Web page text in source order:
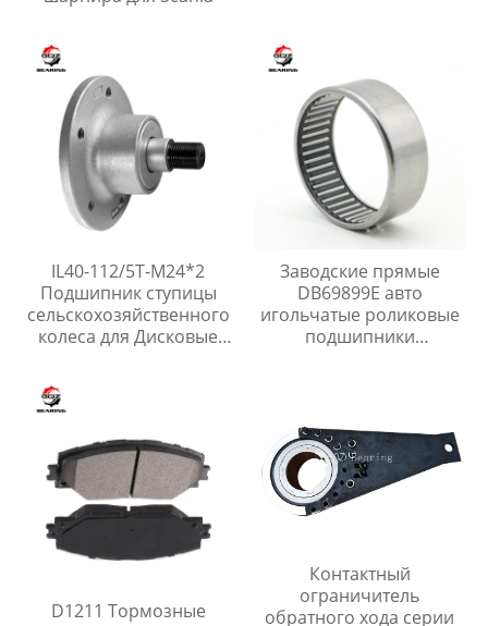
IL40-112/5T-M24*2
Подшипник ступицы
сельскохозяйственного
колеса для Дисковые
Заводские прямые
DB69899E авто
игольчатые роликовые
подшипники
D1211 Тормозные
Контактный
ограничитель
обратного хода серии